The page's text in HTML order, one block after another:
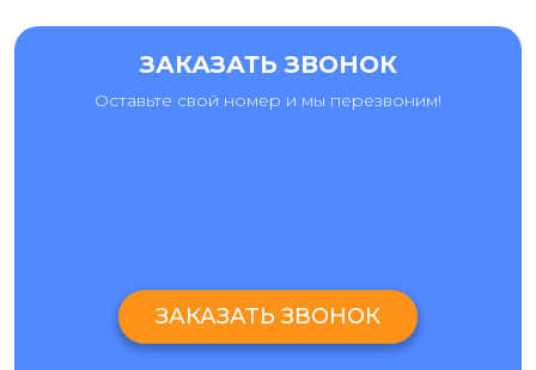
ЗАКАЗАТЬ ЗВОНОК
Оставьте свой номер и мы перезвоним!
ЗАКАЗАТЬ ЗВОНОК